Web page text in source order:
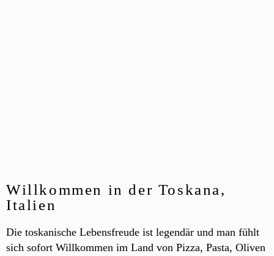
Willkommen in der Toskana,
Italien
Die toskanische Lebensfreude ist legendär und man fühlt
sich sofort Willkommen im Land von Pizza, Pasta, Oliven